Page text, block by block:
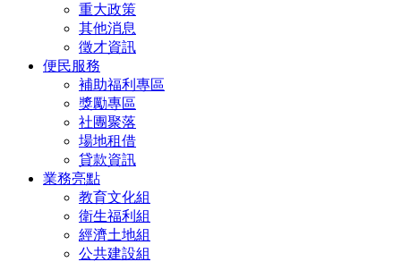
重大政策
其他消息
徵才資訊
便民服務
補助福利專區
獎勵專區
社團聚落
場地租借
貸款資訊
業務亮點
教育文化組
衛生福利組
經濟土地組
公共建設組